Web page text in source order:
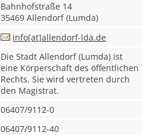
Bahnhofstraße 14
35469 Allendorf (Lumda)
info[at]allendorf-lda.de
Die Stadt Allendorf (Lumda) ist
eine Körperschaft des öffentlichen
Rechts. Sie wird vertreten durch
den Magistrat.
06407/9112-0
06407/9112-40